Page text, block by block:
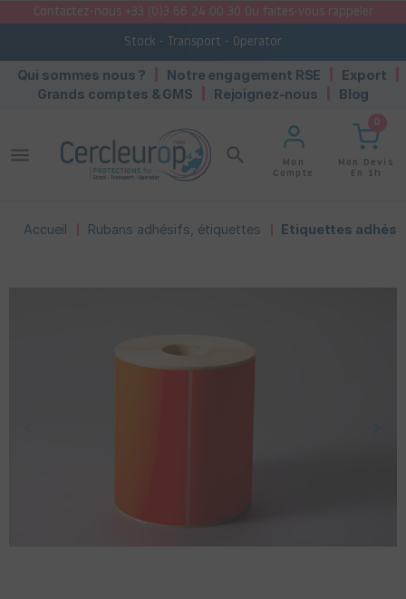
Contactez-nous +33 (0)3 66 24 00 30 Ou faites-vous rappeler
Stock - Transport - Operator
Qui sommes nous ? Notre engagement RSE
Export
Grands comptes & GMS
Rejoignez-nous Blog
search
Mon
Compte
0
Mon Devis
En 1h
menu
Accueil Rubans adhésifs, étiquettes Etiquettes